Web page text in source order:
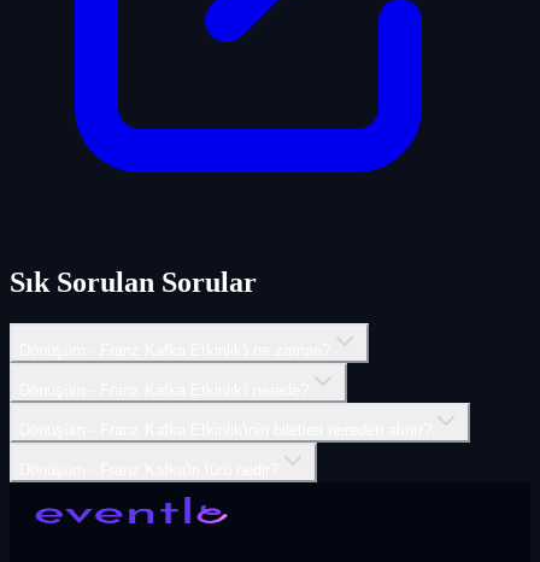
Sık Sorulan Sorular